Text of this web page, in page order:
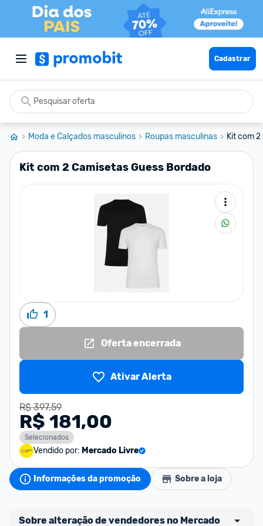
Cadastrar
Moda e Calçados masculinos Roupas masculinas Kit com
Kit com 2 Camisetas Guess Bordado
1
Oferta encerrada
Ativar Alerta
R$ 397,59
R$ 181,00
Selecionados
Vendido por: Mercado Livre
Informações da promoção Sobre a loja
Sobre alteração de vendedores no Mercado